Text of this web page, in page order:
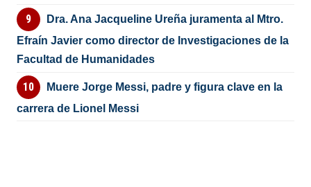
Dra. Ana Jacqueline Ureña juramenta al Mtro.
Efraín Javier como director de Investigaciones de la
Facultad de Humanidades
Muere Jorge Messi, padre y figura clave en la
carrera de Lionel Messi